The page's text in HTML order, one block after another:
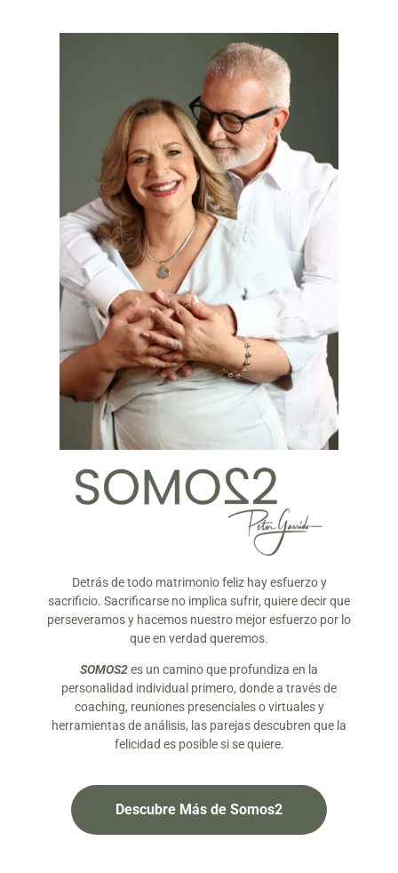
Detrás de todo matrimonio feliz hay esfuerzo y
sacrificio. Sacrificarse no implica sufrir, quiere decir que
perseveramos y hacemos nuestro mejor esfuerzo por lo
que en verdad queremos.
SOMOS2es un camino que profundiza en la
personalidad individual primero, donde a través de
coaching, reuniones presenciales o virtuales y
herramientas de análisis, las parejas descubren que la
felicidad es posible si se quiere.
Descubre Más de Somos2